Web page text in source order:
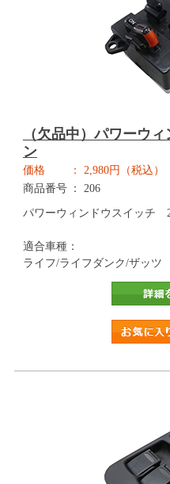
（欠品中）パワーウ
ン
価格
2,980円（税込）
商品番号
206
パワーウィンドウスイッチ
適合車種：
ライフ/ライフダンク/ザッツ